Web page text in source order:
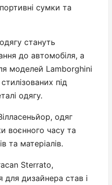
сумки та
стануть
до автомобіля, а
моделей Lamborghini
під
одягу.
одяг
воєнного часу та
та матеріалів.
Sterrato,
дизайнера став і